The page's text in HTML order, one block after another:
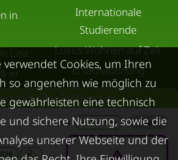
aller Teilbeträge
Preis 29 Nächte / Gesamt
-
in
Linz
in
in
Internationale
Studierende
Luxus Wohnen auf Zeit
Ersatzwohnung
Wasserschaden
Ersatzwohnung
Sanierung
Ersatzwohnung bei
verwendet Cookies, um Ihren
so angenehm wie möglich zu
gewährleisten eine technisch
und sichere Nutzung, sowie die
unserer Webseite und der